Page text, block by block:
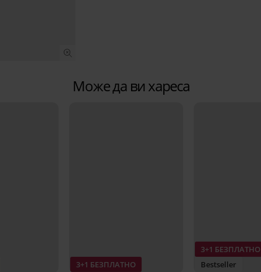
Може да ви хареса
3+1 БЕЗПЛАТНО
3+1 БЕЗПЛАТНО
Bestseller